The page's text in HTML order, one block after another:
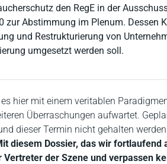
den RegE in der
zur Abstimmung im Plenum. Dessen
und Restrukturierung von
umgesetzt werden soll.
hier mit einem veritablen
Überraschungen aufwartet.
dieser Termin nicht gehalten
diesem Dossier, das wir
Vertreter der Szene und verpassen